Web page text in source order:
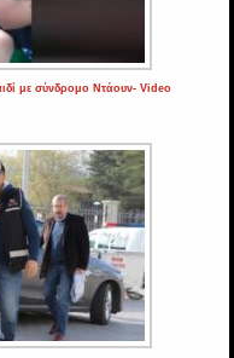
με σύνδρομο Ντάουν- Video